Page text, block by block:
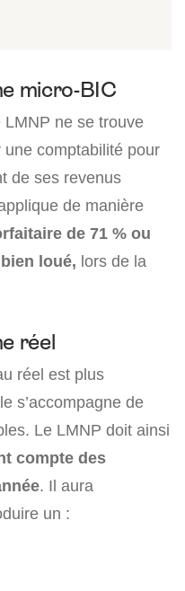
micro-BIC
ne se trouve
une comptabilité pour
de ses revenus
de manière
de 71 % ou
loué, lors de la
réel
réel est plus
s’accompagne de
Le LMNP doit ainsi
compte des
. Il aura
un :